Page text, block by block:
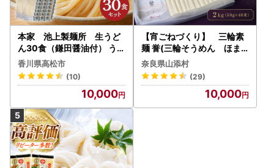
本家 池上製麺所 生うど
ん30食（鎌田醤油付） うど
ん
香川県高松市
(10)
10,000
【宵ごねづくり】 三輪素
麺 誉(三輪そうめん ほま
れ) 2kg(50g×40束)
奈良県山添村
(29)
10,000